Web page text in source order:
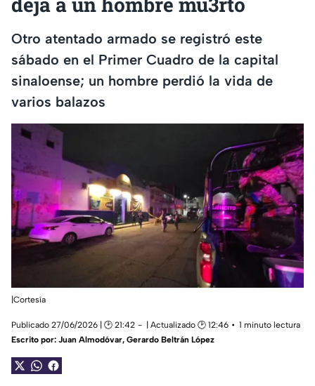
Otro atentado armado se registró este
sábado en el Primer Cuadro de la capital
sinaloense; un hombre perdió la vida de
varios balazos
|Cortesía
Publicado 27/06/2026 | 🕑 21:42 | Actualizado 🕑 12:46
1 minuto lectura
Escrito por: Juan Almodóvar, Gerardo Beltrán López